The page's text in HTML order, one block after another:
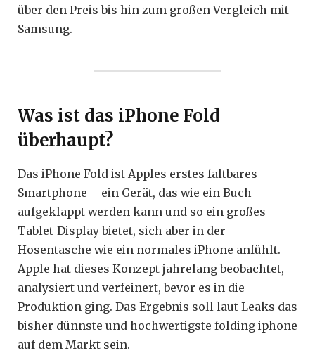
über den Preis bis hin zum großen Vergleich mit
Samsung.
Was ist das iPhone Fold
überhaupt?
Das iPhone Fold ist Apples erstes faltbares
Smartphone – ein Gerät, das wie ein Buch
aufgeklappt werden kann und so ein großes
Tablet-Display bietet, sich aber in der
Hosentasche wie ein normales iPhone anfühlt.
Apple hat dieses Konzept jahrelang beobachtet,
analysiert und verfeinert, bevor es in die
Produktion ging. Das Ergebnis soll laut Leaks das
bisher dünnste und hochwertigste folding iphone
auf dem Markt sein.